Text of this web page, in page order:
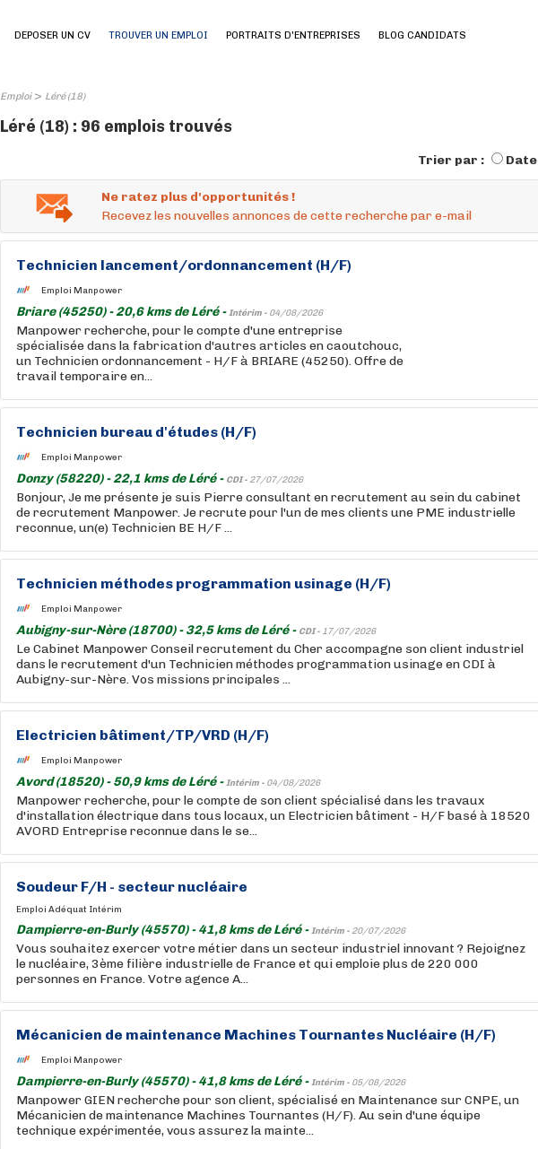
DEPOSER UN CV TROUVER UN EMPLOI PORTRAITS D'ENTREPRISES BLOG CANDIDATS
Emploi> Léré (18)
Léré (18) : 96 emplois trouvés
Trier par : Date
Ne ratez plus d'opportunités !
Recevez les nouvelles annonces de cette recherche par e-mail
Technicien lancement/ordonnancement (H/F)
Emploi Manpower
Briare (45250) - 20,6 kms de Léré -Intérim - 04/08/2026
Manpower recherche, pour le compte d'une entreprise
spécialisée dans la fabrication d'autres articles en caoutchouc,
un Technicien ordonnancement - H/F à BRIARE (45250). Offre de
travail temporaire en...
Technicien bureau d'études (H/F)
Emploi Manpower
Donzy (58220) - 22,1 kms de Léré - CDI - 27/07/2026
Bonjour, Je me présente je suis Pierre consultant en recrutement au sein du cabinet
de recrutement Manpower. Je recrute pour l'un de mes clients une PME industrielle
reconnue, un(e) Technicien BE H/F ...
Technicien méthodes programmation usinage (H/F)
Emploi Manpower
Aubigny-sur-Nère (18700) - 32,5 kms de Léré - CDI - 17/07/2026
Le Cabinet Manpower Conseil recrutement du Cher accompagne son client industriel
dans le recrutement d'un Technicien méthodes programmation usinage en CDI à
Aubigny-sur-Nère. Vos missions principales ...
Electricien bâtiment/TP/VRD (H/F)
Emploi Manpower
Avord (18520) - 50,9 kms de Léré -Intérim - 04/08/2026
Manpower recherche, pour le compte de son client spécialisé dans les travaux
d'installation électrique dans tous locaux, un Electricien bâtiment - H/F basé à 18520
AVORD Entreprise reconnue dans le se...
Soudeur F/H - secteur nucléaire
Emploi Adéquat Intérim
Dampierre-en-Burly (45570) - 41,8 kms de Léré -Intérim - 20/07/2026
Vous souhaitez exercer votre métier dans un secteur industriel innovant ? Rejoignez
le nucléaire, 3ème filière industrielle de France et qui emploie plus de 220 000
personnes en France. Votre agence A...
Mécanicien de maintenance Machines Tournantes Nucléaire (H/F)
Emploi Manpower
Dampierre-en-Burly (45570) - 41,8 kms de Léré -Intérim - 05/08/2026
Manpower GIEN recherche pour son client, spécialisé en Maintenance sur CNPE, un
Mécanicien de maintenance Machines Tournantes (H/F). Au sein d'une équipe
technique expérimentée, vous assurez la mainte...